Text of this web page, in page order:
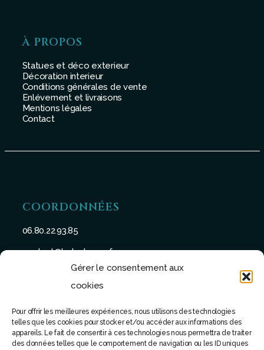
Gérer le consentement aux
cookies
Pour offrir les meilleures expériences, nous utilisons des technologies
telles que les cookies pour stocker et/ou accéder aux informations des
appareils. Le fait de consentir à ces technologies nous permettra de traiter
des données telles que le comportement de navigation ou les ID uniques
À PROPOS
Statues et déco exterieur
Décoration interieur
Conditions générales de vente
Enlévement et livraisons
Mentions légales
Contact
COORDONNÉES
06.80.22.93.85
contact@batu-taman.fr
SUIVEZ-NOUS